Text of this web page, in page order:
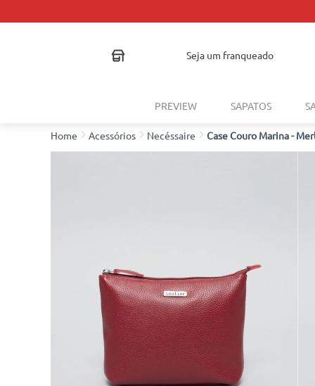
seja um franqueado
PREVIEW SAPATOS
Acessórios Necéssaire Case Couro Marina -